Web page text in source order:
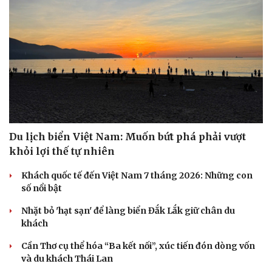
Du lịch biển Việt Nam: Muốn bứt phá phải vượt
khỏi lợi thế tự nhiên
Khách quốc tế đến Việt Nam 7 tháng 2026: Những con
số nổi bật
Nhặt bỏ 'hạt sạn' để làng biển Đắk Lắk giữ chân du
khách
Cần Thơ cụ thể hóa “Ba kết nối”, xúc tiến đón dòng vốn
và du khách Thái Lan